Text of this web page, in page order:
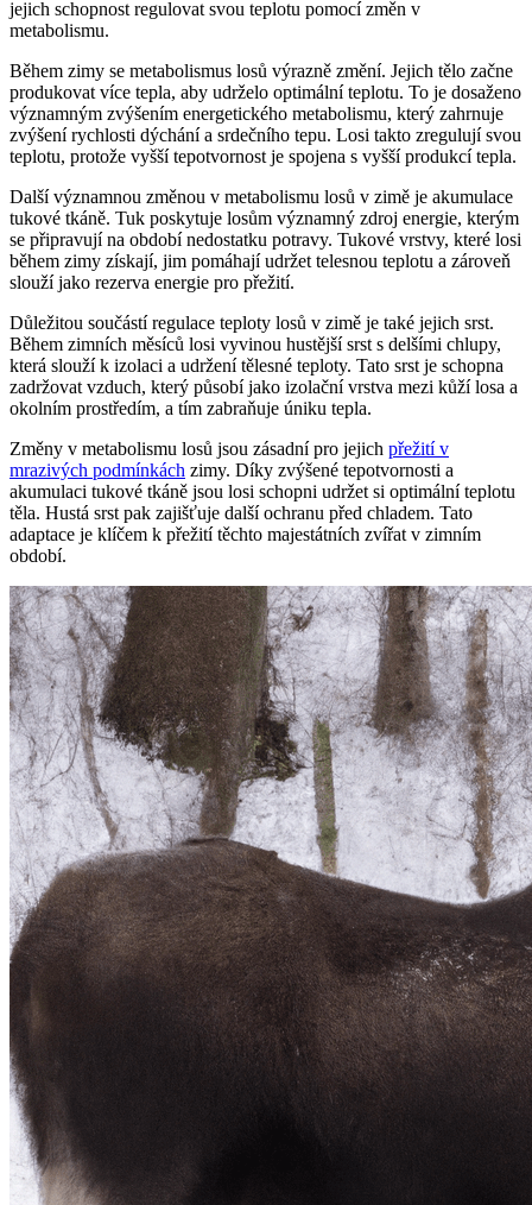
jejich schopnost regulovat svou teplotu pomocí změn v
metabolismu.
Během zimy se metabolismus losů výrazně změní. Jejich tělo začne
produkovat více tepla, aby udrželo optimální teplotu. To je dosaženo
významným zvýšením energetického metabolismu, který zahrnuje
zvýšení rychlosti dýchání a srdečního tepu. Losi takto zregulují svou
teplotu, protože vyšší tepotvornost je spojena s vyšší produkcí tepla.
Další významnou změnou v metabolismu losů v zimě je akumulace
tukové tkáně. Tuk poskytuje losům významný zdroj energie, kterým
se připravují na období nedostatku potravy. Tukové vrstvy, které losi
během zimy získají, jim pomáhají udržet telesnou teplotu a zároveň
slouží jako rezerva energie pro přežití.
Důležitou součástí regulace teploty losů v zimě je také jejich srst.
Během zimních měsíců losi vyvinou hustější srst s delšími chlupy,
která slouží k izolaci a udržení tělesné teploty. Tato srst je schopna
zadržovat vzduch, který působí jako izolační vrstva mezi kůží losa a
okolním prostředím, a tím zabraňuje úniku tepla.
Změny v metabolismu losů jsou zásadní pro jejich přežití v
mrazivých podmínkách zimy. Díky zvýšené tepotvornosti a
akumulaci tukové tkáně jsou losi schopni udržet si optimální teplotu
těla. Hustá srst pak zajišťuje další ochranu před chladem. Tato
adaptace je klíčem k přežití těchto majestátních zvířat v zimním
období.